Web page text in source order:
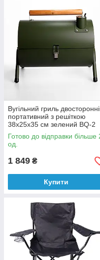
Вугільний гриль
портативний з решіткою
38x25x35 см зелений BQ-2
Готово до відправки більше
од.
1 849 ₴
Купити